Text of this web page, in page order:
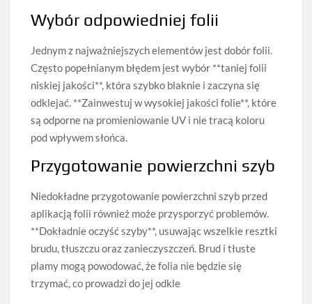
Wybór odpowiedniej folii
Jednym z najważniejszych elementów jest dobór folii.
Często popełnianym błędem jest wybór **taniej folii
niskiej jakości**, która szybko blaknie i zaczyna się
odklejać. **Zainwestuj w wysokiej jakości folie**, które
są odporne na promieniowanie UV i nie tracą koloru
pod wpływem słońca.
Przygotowanie powierzchni szyb
Niedokładne przygotowanie powierzchni szyb przed
aplikacją folii również może przysporzyć problemów.
**Dokładnie oczyść szyby**, usuwając wszelkie resztki
brudu, tłuszczu oraz zanieczyszczeń. Brud i tłuste
plamy mogą powodować, że folia nie będzie się
trzymać, co prowadzi do jej odkle